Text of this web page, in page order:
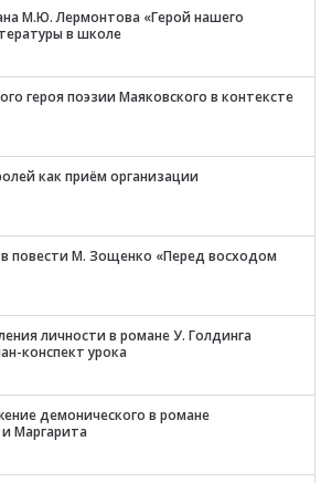
М.Ю. Лермонтова «Герой нашего
в школе
героя поэзии Маяковского в контексте
как приём организации
повести М. Зощенко «Перед восходом
личности в романе У. Голдинга
конспект урока
демонического в романе
Маргарита